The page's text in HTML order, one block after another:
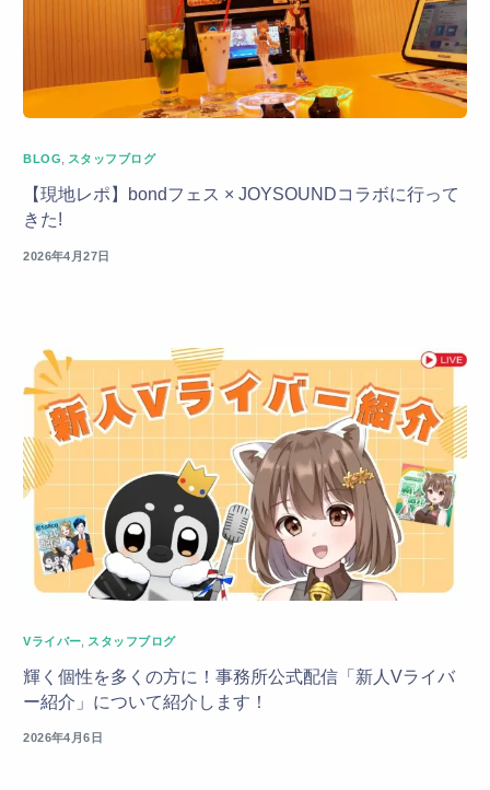
BLOG スタッフブログ
【現地レポ】bondフェス × JOYSOUNDコラボに行って
きた!
2026年4月27日
Vライバー スタッフブログ
輝く個性を多くの方に！事務所公式配信「新人Vライバ
ー紹介」について紹介します！
2026年4月6日